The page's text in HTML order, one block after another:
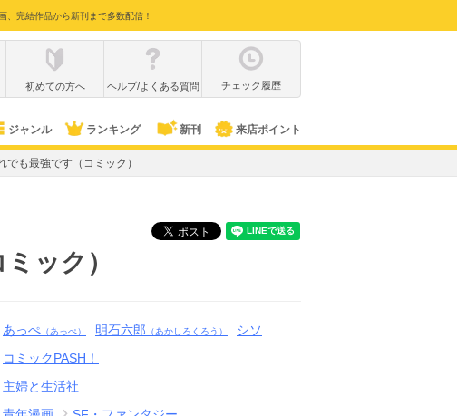
完結作品から新刊まで多数配信！
初めての方へ ヘルプ/よくある質問 チェック履歴
ジャンル ランキング 新刊 来店ポイント
でも最強です（コミック）
ック）
あっぺ （あっぺ） 明石六郎 （あかしろくろう）
シソ
コミックPASH！
主婦と生活社